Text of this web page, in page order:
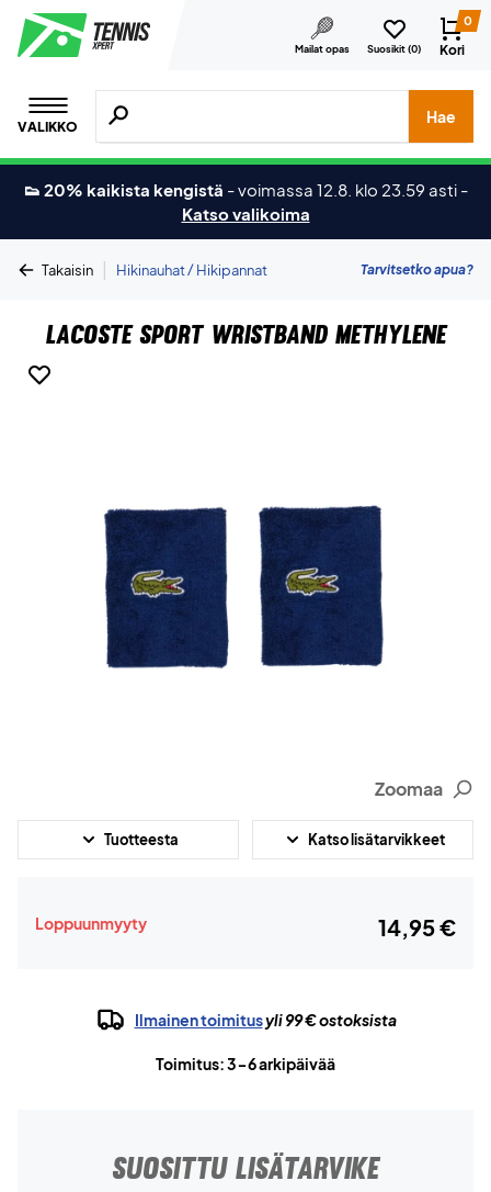
Mailat opas Suosikit (0)
0
Kori
VALIKKO
Hae tuotteita, merkkejä jne.
Hae
👟 20% kaikista kengistä -voimassa 12.8. klo 23.59 asti -
Katso valikoima
Takaisin | Hikinauhat / Hikipannat Tarvitsetko apua?
Lacoste Sport Wristband Methylene
Zoomaa
Tuotteesta Katso lisätarvikkeet
Loppuunmyyty 14,95 €
Ilmainen toimitusyli 99 € ostoksista
Toimitus: 3-6 arkipäivää
SUOSITTU LISÄTARVIKE